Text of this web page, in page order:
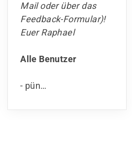
Mail oder über das
Feedback-Formular)!
Euer Raphael
Alle Benutzer
- pün…